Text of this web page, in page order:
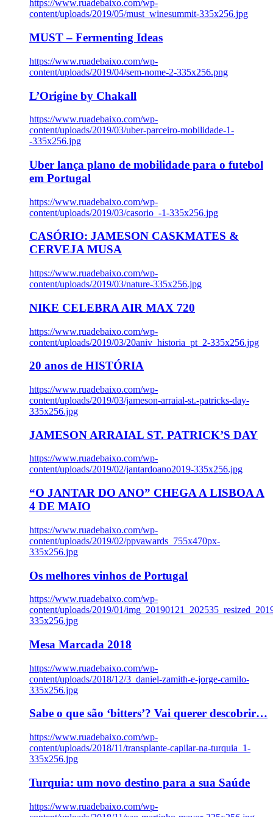
https://www.ruadebaixo.com/wp-
content/uploads/2019/05/must_winesummit-335x256.jpg
MUST – Fermenting Ideas
https://www.ruadebaixo.com/wp-
content/uploads/2019/04/sem-nome-2-335x256.png
L’Origine by Chakall
https://www.ruadebaixo.com/wp-
content/uploads/2019/03/uber-parceiro-mobilidade-1-
-335x256.jpg
Uber lança plano de mobilidade para o futebol
em Portugal
https://www.ruadebaixo.com/wp-
content/uploads/2019/03/casorio_-1-335x256.jpg
CASÓRIO: JAMESON CASKMATES &
CERVEJA MUSA
https://www.ruadebaixo.com/wp-
content/uploads/2019/03/nature-335x256.jpg
NIKE CELEBRA AIR MAX 720
https://www.ruadebaixo.com/wp-
content/uploads/2019/03/20aniv_historia_pt_2-335x256.jpg
20 anos de HISTÓRIA
https://www.ruadebaixo.com/wp-
content/uploads/2019/03/jameson-arraial-st.-patricks-day-
335x256.jpg
JAMESON ARRAIAL ST. PATRICK’S DAY
https://www.ruadebaixo.com/wp-
content/uploads/2019/02/jantardoano2019-335x256.jpg
“O JANTAR DO ANO” CHEGA A LISBOA A
4 DE MAIO
https://www.ruadebaixo.com/wp-
content/uploads/2019/02/ppvawards_755x470px-
335x256.jpg
Os melhores vinhos de Portugal
https://www.ruadebaixo.com/wp-
content/uploads/2019/01/
335x256.jpg
Mesa Marcada 2018
https://www.ruadebaixo.com/wp-
content/uploads/2018/12/3_daniel-zamith-e-jorge-camilo-
335x256.jpg
Sabe o que são ‘bitters’? Vai querer descobrir…
https://www.ruadebaixo.com/wp-
content/uploads/2018/11/transplante-capilar-na-turquia_1-
335x256.jpg
Turquia: um novo destino para a sua Saúde
https://www.ruadebaixo.com/wp-